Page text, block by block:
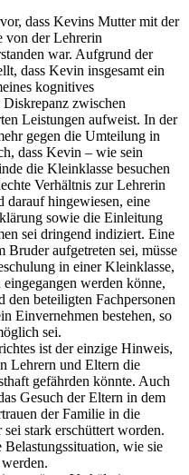
dass Kevins Mutter mit der
von der Lehrerin
war. Aufgrund der
dass Kevin insgesamt ein
kognitives
zwischen
Leistungen aufweist. In der
gegen die Umteilung in
dass Kevin – wie sein
die Kleinklasse besuchen
Verhältnis zur Lehrerin
hin­gewiesen, eine
sowie die Einleitung
sei dringend indiziert. Eine
aufgetreten sei, müsse
in einer Kleinklasse,
werden könne,
den beteiligten Fachpersonen
Einvernehmen bestehen, so
sei.
ist der einzige Hinweis,
Lehrern und Eltern die
gefährden könnte. Auch
Gesuch der Eltern in dem
der Familie in die
stark erschüttert worden.
wie sie